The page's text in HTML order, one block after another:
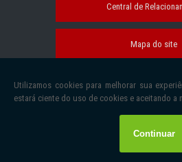
Central de
Mapa do site